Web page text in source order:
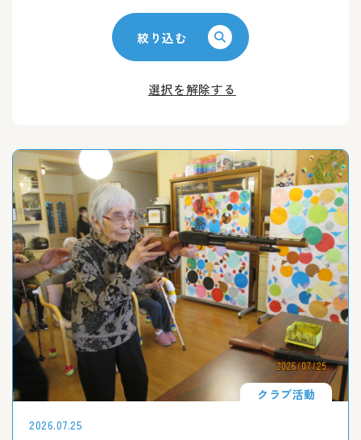
絞り込む
選択を解除する
クラブ活動
2026.07.25